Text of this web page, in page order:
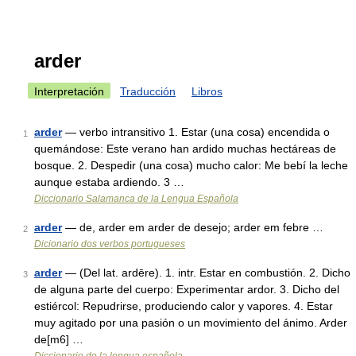
arder
Interpretación Traducción Libros
1 arder— verbo intransitivo 1. Estar (una cosa) encendida o
quemándose: Este verano han ardido muchas hectáreas de
bosque. 2. Despedir (una cosa) mucho calor: Me bebí la leche
aunque estaba ardiendo. 3 …
Diccionario Salamanca de la Lengua Española
2 arder— de, arder em arder de desejo; arder em febre …
Dicionario dos verbos portugueses
3 arder— (Del lat. ardēre). 1. intr. Estar en combustión. 2. Dicho
de alguna parte del cuerpo: Experimentar ardor. 3. Dicho del
estiércol: Repudrirse, produciendo calor y vapores. 4. Estar
muy agitado por una pasión o un movimiento del ánimo. Arder
de[m6] …